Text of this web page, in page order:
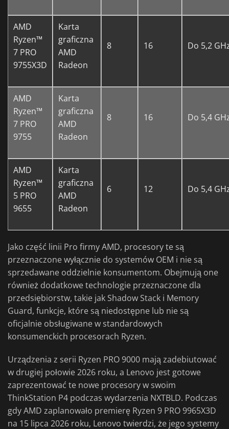
AMD
Ryzen™
7 PRO
9755X3D
Karta
graficzna
AMD
Radeon
8 16 Do 5,2
AMD
Ryzen™
7 PRO
9755
Karta
graficzna
AMD
Radeon
8 16 Do 5,4
AMD
Ryzen™
5 PRO
9655
Karta
graficzna
AMD
Radeon
6 12 Do 5,4
Jako część linii Pro firmy AMD, procesory te są
przeznaczone wyłącznie do systemów OEM i nie są
sprzedawane oddzielnie konsumentom. Obejmują one
również dodatkowe technologie przeznaczone dla
przedsiębiorstw, takie jak Shadow Stack i Memory
Guard, funkcje, które są niedostępne lub nie są
oficjalnie obsługiwane w standardowych
konsumenckich procesorach Ryzen.
Urządzenia z serii Ryzen PRO 9000 mają zadebiutować
w drugiej połowie 2026 roku, a Lenovo jest gotowe
zaprezentować te nowe procesory w swoim
ThinkStation P4 podczas wydarzenia NXTBLD. Podczas
gdy AMD zaplanowało premierę Ryzen 9 PRO 9965X3D
na 15 lipca 2026 roku, Lenovo twierdzi, że jego systemy